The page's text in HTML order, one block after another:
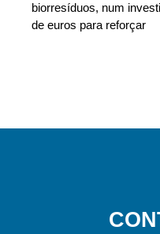
biorresíduos, num
de euros para reforçar